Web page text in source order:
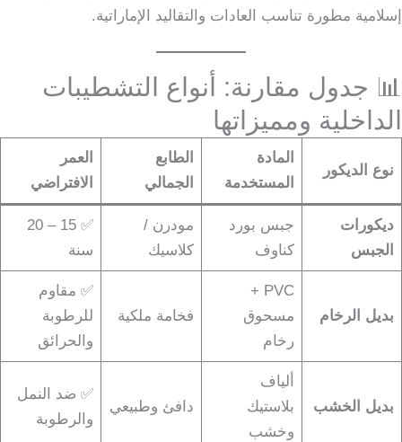
إسلامية مطورة تناسب العادات والتقاليد الإماراتية.
📊 جدول مقارنة: أنواع التشطيبات
الداخلية ومميزاتها
نوع الديكور
المادة
المستخدمة
الطابع
الجمالي
العمر
الافتراضي
ديكورات
الجبس
جبس بورد
كناوف
مودرن /
كلاسيك
✅ 15 – 20
سنة
بديل الرخام
PVC +
مسحوق
رخام
فخامة ملكية
✅ مقاوم
للرطوبة
والحرائق
بديل الخشب
ألياف
بلاستيك
وخشب
دافئ وطبيعي
✅ ضد النمل
والرطوبة